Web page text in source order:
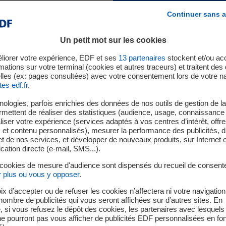
sont nos conditions
qualification ?
et Achats (PRIA) est établie par segments
le panel. Ces derniers sont révisés périodiquement
entrants et sortants.
est réalisée
Les
Quels sont les segments
Continuer sans
Un petit mot sur les cookies
votre expérience, EDF et ses 13 partenaires stockent et/ou
sur votre terminal (cookies et autres traceurs) et traitent des
(ex: pages consultées) avec votre consentement lors de votre
edf.fr.
parfois enrichies des données de nos outils de gestion de
de réaliser des statistiques (audience, usage,
votre expérience (services adaptés à vos centres d’intérêt,
et contenu personnalisés), mesurer la performance des publicités,
de nos services, et développer de nouveaux produits, sur Internet
directe (e-mail, SMS...).
de mesure d'audience sont dispensés du recueil de
plus ou vous y opposer.
d’accepter ou de refuser les cookies n’affectera ni votre
de publicités qui vous seront affichées sur d’autres sites. En
si vous refusez le dépôt des cookies, les partenaires avec
pourront pas vous afficher de publicités EDF personnalisées en